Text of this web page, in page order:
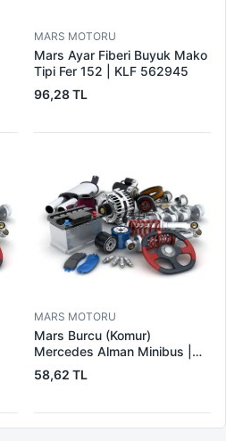
MARS MOTORU
Mars Ayar Fiberi Buyuk Mako
Tipi Fer 152 | KLF 562945
96,28 TL
MARS MOTORU
Mars Burcu (Komur)
Mercedes Alman Minibus |
GOVA B035
58,62 TL